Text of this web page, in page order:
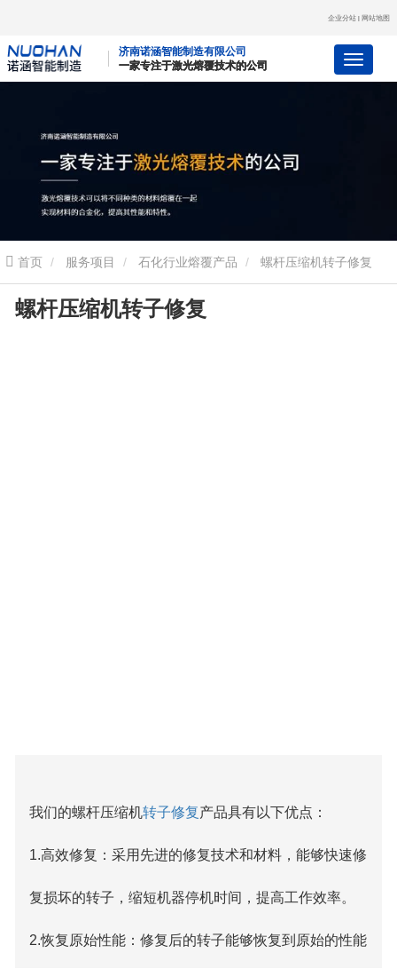
企业分站 | 网站地图
济南诺涵智能制造有限公司
一家专注于激光熔覆技术的公司
一家专注于激光熔覆技术的公司
一家专注于激光熔覆技术的公司
首页 服务项目 石化行业熔覆产品 螺杆压缩机转子修复
螺杆压缩机转子修复
我们的螺杆压缩机转子修复产品具有以下优点：
1.高效修复：采用先进的修复技术和材料，能够快速修
复损坏的转子，缩短机器停机时间，提高工作效率。
2.恢复原始性能：修复后的转子能够恢复到原始的性能